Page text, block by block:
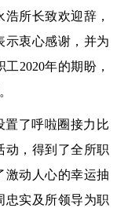
所长致欢迎辞，
示衷心感谢，并为
2020年的期盼，
置了呼啦圈接力比
动，得到了全所职
激动人心的幸运抽
忠实及所领导为职